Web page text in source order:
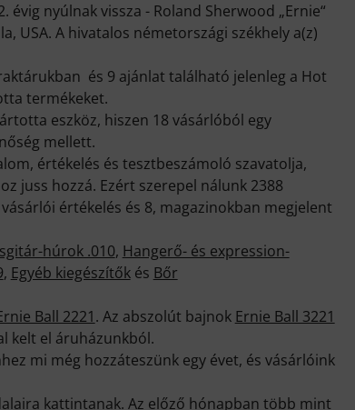
nyúlnak vissza - Roland Sherwood „Ernie“
USA. A hivatalos németországi székhely a(z)
és 9 ajánlat található jelenleg a Hot
termékeket.
eszköz, hiszen 18 vásárlóból egy
mellett.
értékelés és tesztbeszámoló szavatolja,
juss hozzá. Ezért szerepel nálunk 2388
értékelés és 8, magazinokban megjelent
húrok .010, Hangerő- és expression-
, Egyéb kiegészítőkés Bőr
Ball 2221. Az abszolút bajnok Ernie Ball 3221
kelt el áruházunkból.
mi még hozzáteszünk egy évet, és vásárlóink
kattintanak. Az előző hónapban több mint